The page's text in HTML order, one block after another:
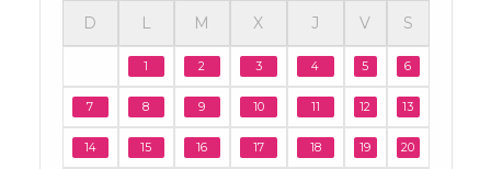
D L M X J V S
1 2 3 4 5 6
7 8 9 10 11 12 13
14 15 16 17 18 19 20